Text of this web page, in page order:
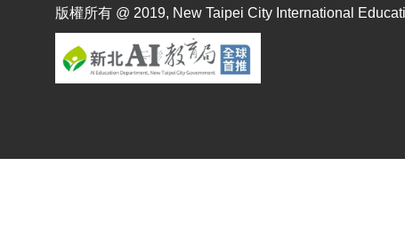
版權所有 @ 2019, New Taipei City International